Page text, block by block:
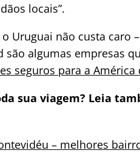
locais”.
Uruguai não custa caro
são algumas empresas
seguros para a América
sua viagem? Leia
– melhores